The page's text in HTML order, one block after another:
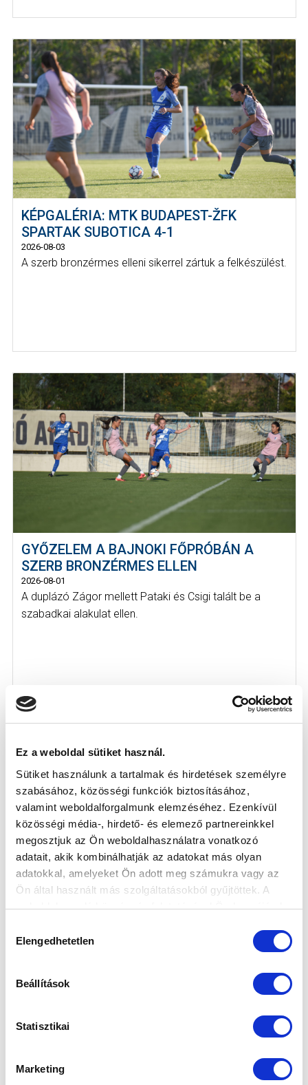
Ez a weboldal sütiket használ.
Sütiket használunk a tartalmak és hirdetések személyre
szabásához, közösségi funkciók biztosításához,
valamint weboldalforgalmunk elemzéséhez. Ezenkívül
közösségi média-, hirdető- és elemező partnereinkkel
megosztjuk az Ön weboldalhasználatra vonatkozó
adatait, akik kombinálhatják az adatokat más olyan
adatokkal, amelyeket Ön adott meg számukra vagy az
Ön által használt más szolgáltatásokból gyűjtöttek. A
weboldalon való böngészés folytatásával Ön hozzájárul a
kiválasztása
Elengedhetetlen
Beállítások
Statisztikai
Marketing
KÉPGALÉRIA: MTK BUDAPEST-ŽFK
SPARTAK SUBOTICA 4-1
2026-08-03
A szerb bronzérmes elleni sikerrel zártuk a felkészülést.
GYŐZELEM A BAJNOKI FŐPRÓBÁN A
SZERB BRONZÉRMES ELLEN
2026-08-01
A duplázó Zágor mellett Pataki és Csigi talált be a
szabadkai alakulat ellen.